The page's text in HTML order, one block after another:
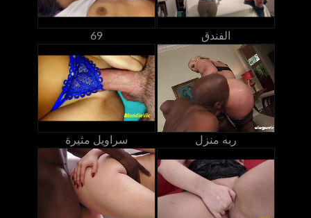
69 الفندق
سراويل مثيرة ربه منزل